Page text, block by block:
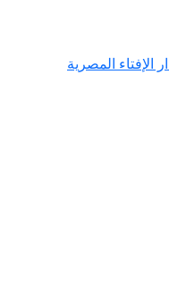
المصرية